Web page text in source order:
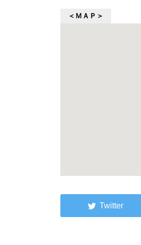
＜ＭＡＰ＞